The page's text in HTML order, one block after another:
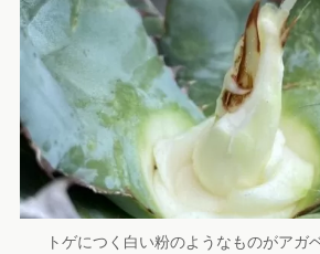
トゲにつく白い粉のようなものがアガ